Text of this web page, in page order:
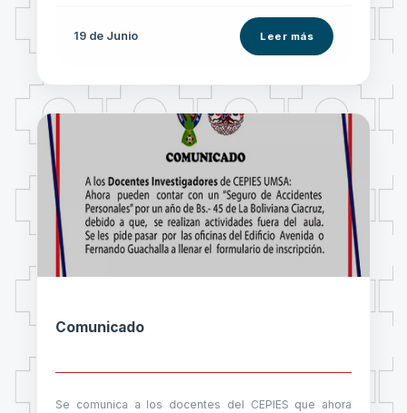
19 de Junio Leer más
Comunicado
Se comunica a los docentes del CEPIES que ahora